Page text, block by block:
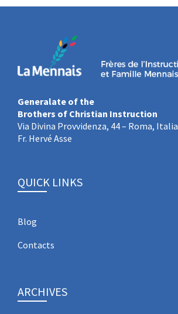
Generalate of the
Brothers of Christian Instruction
Via Divina Provvidenza, 44 – Roma, Italia
Fr. Hervé Asse
QUICK LINKS
Blog
Contacts
ARCHIVES